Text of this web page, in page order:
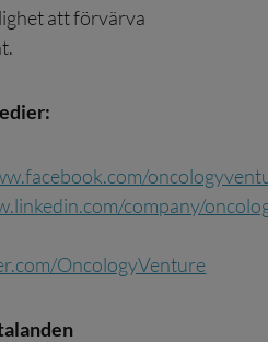
att förvärva
company/
OncologyVenture